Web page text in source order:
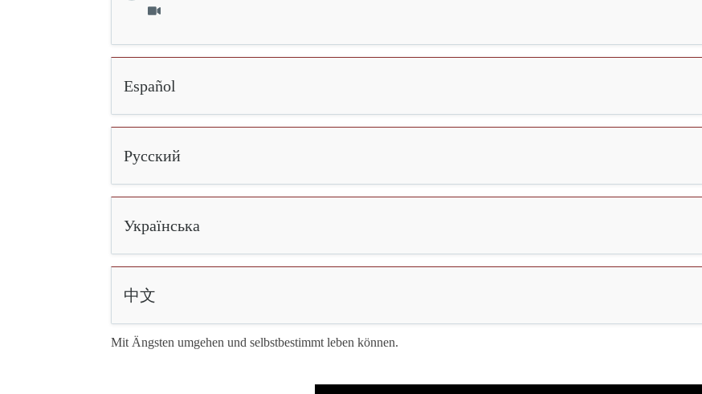
Español
Русский
Українська
中文
Mit Ängsten umgehen und selbstbestimmt leben können.